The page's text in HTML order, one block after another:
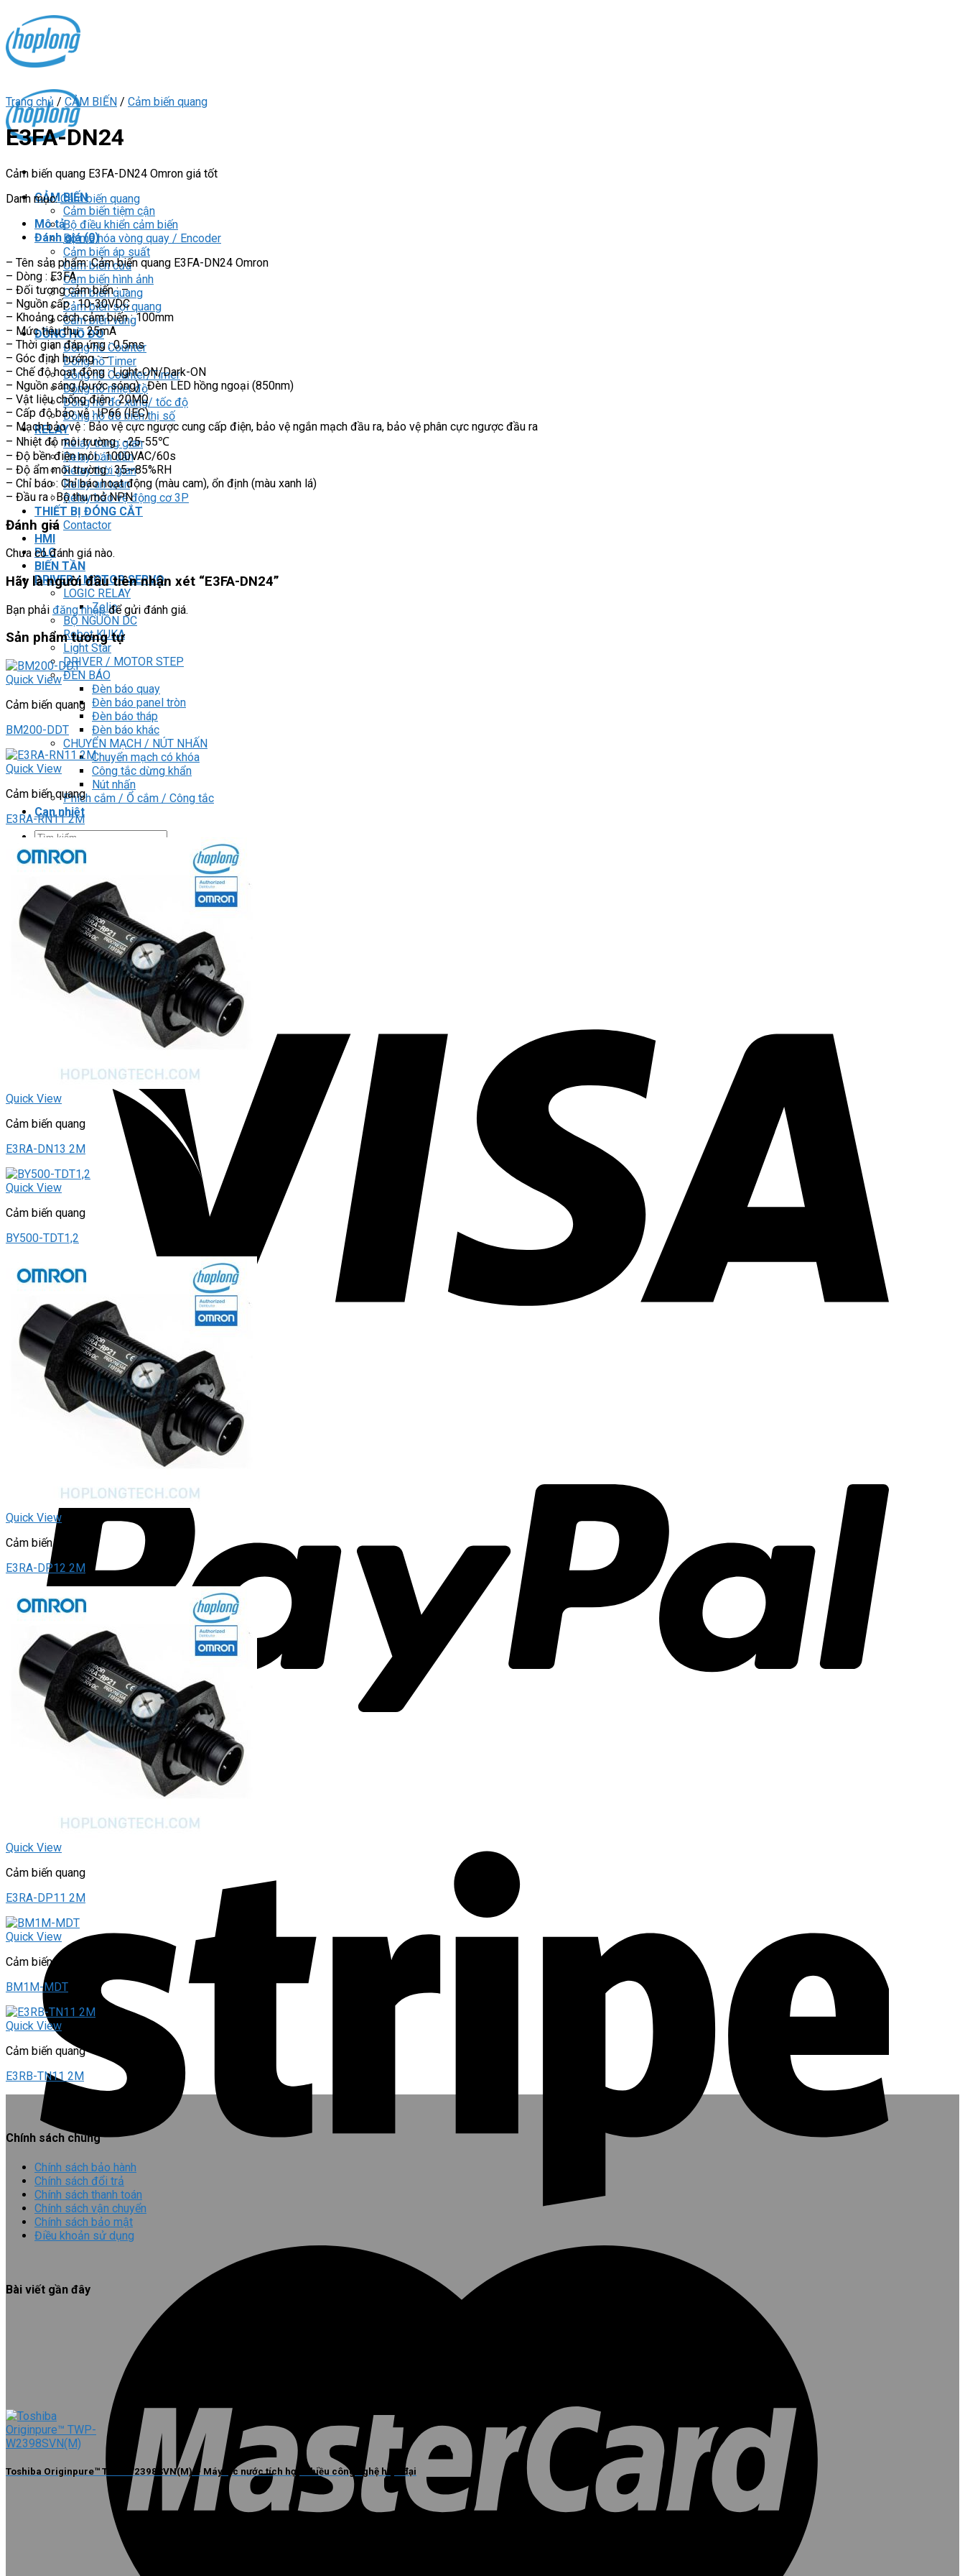
content
CẢM BIẾN
Cảm biến tiệm cận
Bộ điều khiển cảm biến
Bộ mã hóa vòng quay / Encoder
Cảm biến áp suất
Cảm biến cửa
Cảm biến hình ảnh
Cảm biến quang
Cảm biến sợi quang
Cảm biến vùng
ĐỒNG HỒ ĐO
Đồng hồ Counter
Đồng hồ Timer
Đồng hồ Counter/Timer
Đồng hồ nhiệt độ
Đồng hồ đo xung/ tốc độ
Đồng hồ đo hiển thị số
RELAY
Relay trung gian
Relay bán dẫn
Relay thời gian
Relay an toàn
Relay bảo vệ động cơ 3P
THIẾT BỊ ĐÓNG CẮT
Contactor
HMI
PLC
BIẾN TẦN
DRIVER / MOTOR SERVO
LOGIC RELAY
Zelio
BỘ NGUỒN DC
Robot KUKA
Light Star
DRIVER / MOTOR STEP
ĐÈN BÁO
Đèn báo quay
Đèn báo panel tròn
Đèn báo tháp
Đèn báo khác
CHUYỂN MẠCH / NÚT NHẤN
Chuyển mạch có khóa
Công tắc dừng khẩn
Nút nhấn
Phích cắm / Ổ cắm / Công tắc
Can nhiệt
Tìm
kiếm:
Giỏ hàng
Chưa có sản phẩm trong giỏ hàng.
Trang chủ / CẢM BIẾN / Cảm biến quang
E3FA-DN24
Cảm biến quang E3FA-DN24 Omron giá tốt
Danh mục:Cảm biến quang
Mô tả
Đánh giá (0)
– Tên sản phẩm: Cảm biến quang E3FA-DN24 Omron
– Dòng : E3FA
– Đối tượng cảm biến : –
– Nguồn cấp : 10-30VDC
– Khoảng cách cảm biến : 100mm
– Mức tiêu thụ : 25mA
– Thời gian đáp ứng : 0.5ms
– Góc định hướng : –
– Chế độ hoạt động : Light-ON/Dark-ON
– Nguồn sáng (bước sóng) : Đèn LED hồng ngoại (850nm)
– Vật liệu chống điện : 20MΩ
– Cấp độ bảo vệ : IP66 (IEC)
– Mạch bảo vệ : Bảo vệ cực ngược cung cấp điện, bảo vệ ngắn mạch đầu ra, bảo vệ phân cực ngược đầu ra
– Nhiệt độ môi trường : -25-55℃
– Độ bền điện môi : 1000VAC/60s
– Độ ẩm môi trường : 35~85%RH
– Chỉ báo : Chỉ báo hoạt động (màu cam), ổn định (màu xanh lá)
– Đầu ra : Bộ thu mở NPN
Đánh giá
Chưa có đánh giá nào.
Hãy là người đầu tiên nhận xét “E3FA-DN24”
Bạn phải đăng nhậpđể gửi đánh giá.
Sản phẩm tương tự
Quick View
Cảm biến quang
BM200-DDT
Quick View
Cảm biến quang
E3RA-RN11 2M
Quick View
Cảm biến quang
E3RA-DN13 2M
Quick View
Cảm biến quang
BY500-TDT1,2
Quick View
Cảm biến quang
E3RA-DP12 2M
Quick View
Cảm biến quang
E3RA-DP11 2M
Quick View
Cảm biến quang
BM1M-MDT
Quick View
Cảm biến quang
E3RB-TN11 2M
Chính sách chung
Chính sách bảo hành
Chính sách đổi trả
Chính sách thanh toán
Chính sách vận chuyển
Chính sách bảo mật
Điều khoản sử dụng
Bài viết gần đây
Toshiba Originpure™ TWP-W2398SVN(M) – Máy lọc nước tích hợp nhiều công nghệ hiện đại